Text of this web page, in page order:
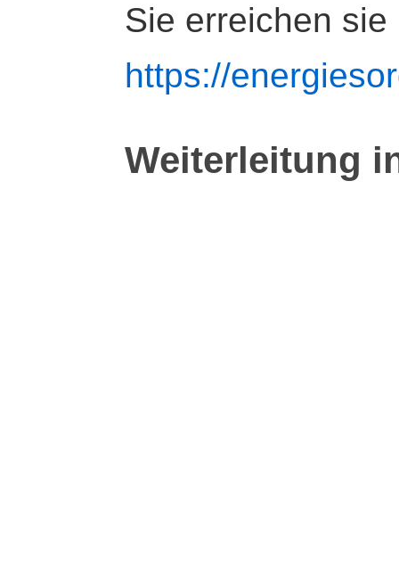
Sie erreichen sie
https://
Weiterleitung